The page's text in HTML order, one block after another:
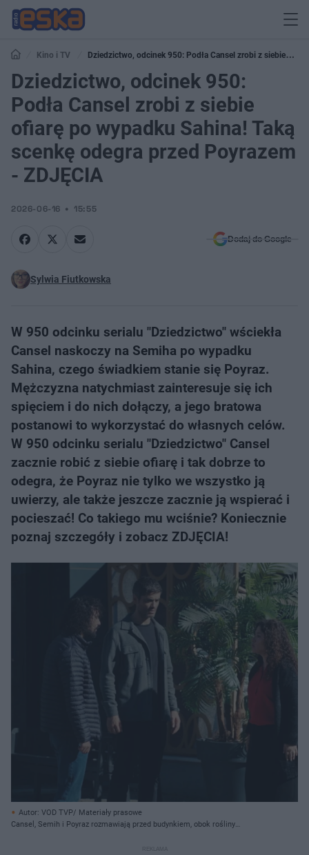
Kino i TV
Dziedzictwo, odcinek 950: Podła Cansel zrobi z siebie
ofiarę po wypadku Sahina! Taką scenkę odegra przed Poyrazem - ZDJĘCIA
Dziedzictwo, odcinek 950:
Podła Cansel zrobi z siebie
ofiarę po wypadku Sahina! Taką
scenkę odegra przed Poyrazem
- ZDJĘCIA
2026-06-16 15:55
Dodaj do Google
Sylwia Fiutkowska
W 950 odcinku serialu "Dziedzictwo" wściekła
Cansel naskoczy na Semiha po wypadku
Sahina, czego świadkiem stanie się Poyraz.
Mężczyzna natychmiast zainteresuje się ich
spięciem i do nich dołączy, a jego bratowa
postanowi to wykorzystać do własnych celów.
W 950 odcinku serialu "Dziedzictwo" Cansel
zacznie robić z siebie ofiarę i tak dobrze to
odegra, że Poyraz nie tylko we wszystko ją
uwierzy, ale także jeszcze zacznie ją wspierać i
pocieszać! Co takiego mu wciśnie? Koniecznie
poznaj szczegóły i zobacz ZDJĘCIA!
Autor: VOD TVP/ Materiały prasowe
Cansel, Semih i Poyraz rozmawiają przed budynkiem, obok rośliny
strony, a po prawej dwóch mężczyzn. Poyraz w szarej koszuli, Semih w kurtce